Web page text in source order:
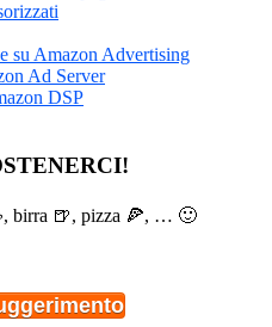
su Amazon Advertising
Ad Server
DSP
birra 🍺, pizza 🍕, … 🙂